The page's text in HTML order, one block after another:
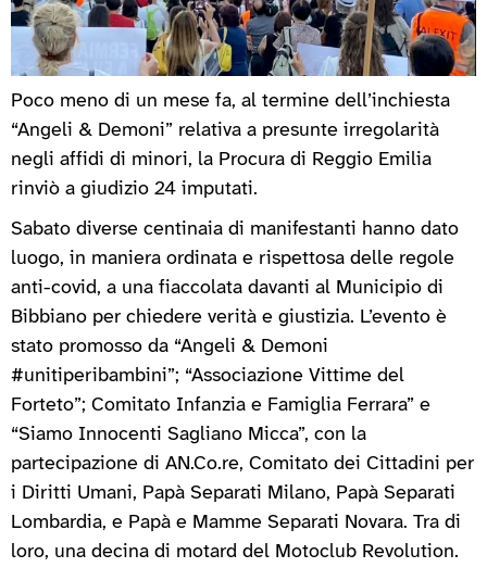
Poco meno di un mese fa, al termine dell’inchiesta
“Angeli & Demoni” relativa a presunte irregolarità
negli affidi di minori, la Procura di Reggio Emilia
rinviò a giudizio 24 imputati.
Sabato diverse centinaia di manifestanti hanno dato
luogo, in maniera ordinata e rispettosa delle regole
anti-covid, a una fiaccolata davanti al Municipio di
Bibbiano per chiedere verità e giustizia. L’evento è
stato promosso da “Angeli & Demoni
#unitiperibambini”; “Associazione Vittime del
Forteto”; Comitato Infanzia e Famiglia Ferrara” e
“Siamo Innocenti Sagliano Micca”, con la
partecipazione di AN.Co.re, Comitato dei Cittadini per
i Diritti Umani, Papà Separati Milano, Papà Separati
Lombardia, e Papà e Mamme Separati Novara. Tra di
loro, una decina di motard del Motoclub Revolution.